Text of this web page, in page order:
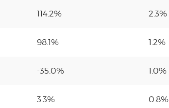
114.2% 2.3%
98.1% 1.2%
-35.0% 1.0%
3.3% 0.8%